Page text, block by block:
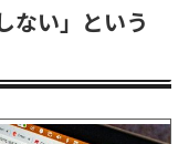
ない」という